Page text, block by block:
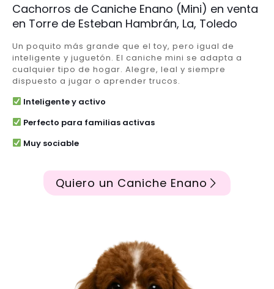
Cachorros de Caniche Enano (Mini) en venta
en Torre de Esteban Hambrán, La, Toledo
Un poquito más grande que el toy, pero igual de
inteligente y juguetón. El caniche mini se adapta a
cualquier tipo de hogar. Alegre, leal y siempre
dispuesto a jugar o aprender trucos.
Inteligente y activo
Perfecto para familias activas
Muy sociable
Quiero un Caniche Enano